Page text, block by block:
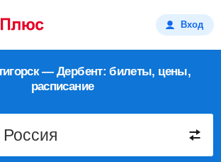
Вход
— Дербент: билеты, цены,
расписание